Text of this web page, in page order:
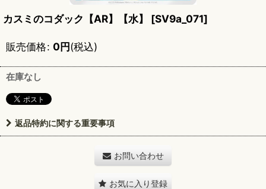
カスミのコダック【AR】【水】 [SV9a_071]
販売価格: 0円(税込)
在庫なし
返品特約に関する重要事項
お問い合わせ
お気に入り登録